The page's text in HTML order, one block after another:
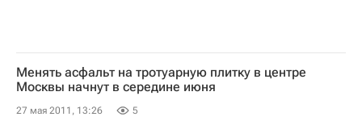
Менять асфальт на тротуарную плитку в центре
Москвы начнут в середине июня
27 мая 2011, 13:26 5